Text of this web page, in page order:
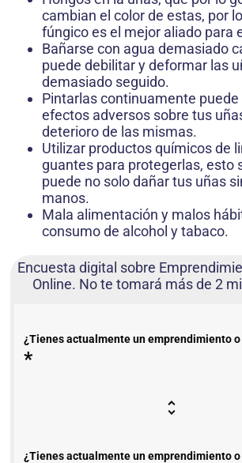
cambian el color de estas, por
fúngico es el mejor aliado para
Bañarse con agua demasiado
puede debilitar y deformar las
demasiado seguido.
Pintarlas continuamente
efectos adversos sobre tus
deterioro de las mismas.
Utilizar productos químicos de
guantes para protegerlas, esto
puede no solo dañar tus uñas
manos.
Mala alimentación y malos
consumo de alcohol y tabaco.
Encuesta digital sobre
Online. No te tomará más de 2
¿Tienes actualmente un emprendimiento
*
¿Tienes actualmente un emprendimiento